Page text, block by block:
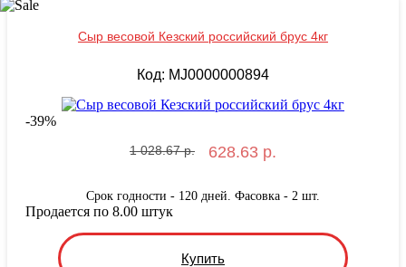
Сыр весовой Кезский российский брус 4кг
Код: MJ0000000894
-39%
1 028.67 р. 628.63 р.
Срок годности - 120 дней. Фасовка - 2 шт.
Купить
Продается по 8.00 штук